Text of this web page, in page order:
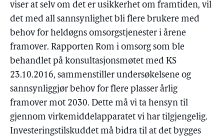
viser at selv om det er usikkerhet om framtiden, vil
det med all sannsynlighet bli flere brukere med
behov for heldøgns omsorgstjenester i årene
framover. Rapporten Rom i omsorg som ble
behandlet på konsultasjonsmøtet med KS
23.10.2016, sammenstiller undersøkelsene og
sannsynliggjør behov for flere plasser årlig
framover mot 2030. Dette må vi ta hensyn til
gjennom virkemiddelapparatet vi har tilgjengelig.
Investeringstilskuddet må bidra til at det bygges